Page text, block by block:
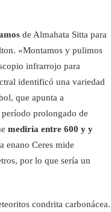
de Almahata Sitta para
«Montamos y pulimos
infrarrojo para
identificó una variedad
que apunta a
prolongado de
mediría entre 600 y y
enano Ceres mide
por lo que sería un
condrita carbonácea.